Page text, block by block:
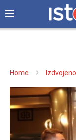
Home Izdvojeno